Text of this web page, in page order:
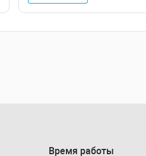
Время работы